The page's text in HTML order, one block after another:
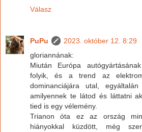
Válasz
PuPu
2023. október 12. 8:29
gloriannának:
Miután Európa
folyik, és a trend az
dominanciájára utal,
amilyennek te látod és láttatni
tied is egy vélemény.
Trianon óta ez az ország
hiányokkal küzdött, még